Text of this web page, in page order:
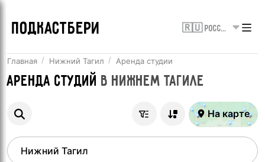
ПОДКАСТБЕРИ 🇷🇺 Россия
Главная Нижний Тагил Аренда студии
Аренда студий в Нижнем Тагиле
На карте